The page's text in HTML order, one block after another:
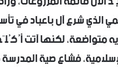
الذي شرع آل باعباد في
متواضعة، لكنها آتت
فشاع صية